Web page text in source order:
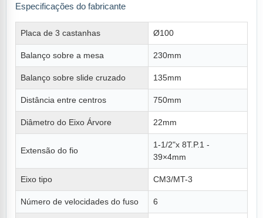
Especificações do fabricante
Placa de 3 castanhas Ø100
Balanço sobre a mesa 230mm
Balanço sobre slide cruzado 135mm
Distância entre centros 750mm
Diâmetro do Eixo Árvore 22mm
Extensão do fio
1-1/2"x 8T.P.1 -
39×4mm
Eixo tipo CM3/MT-3
Número de velocidades do fuso 6